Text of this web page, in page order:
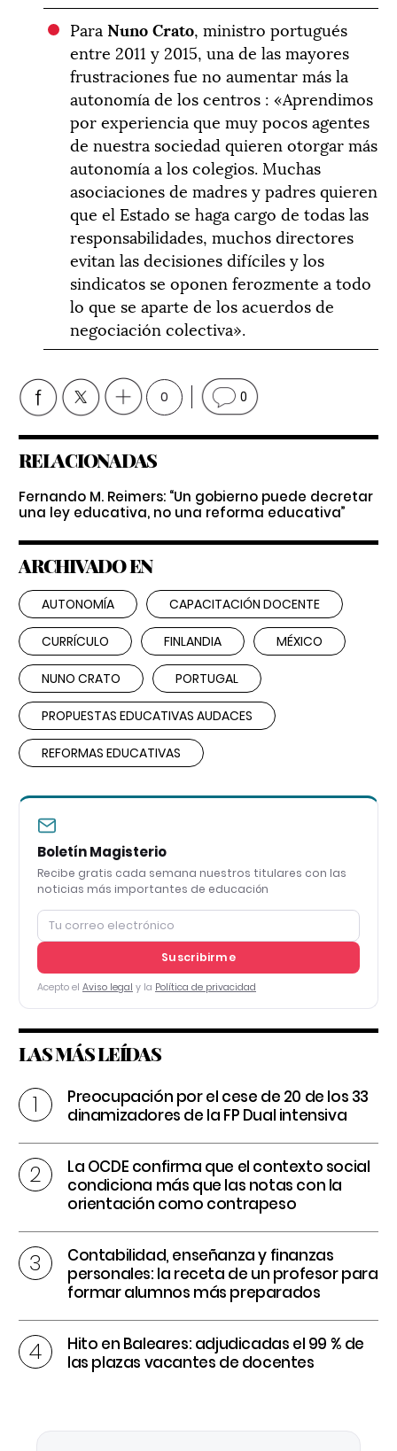
ParaNuno Crato, ministro portugués
entre 2011 y 2015, una de las mayores
frustraciones fue no aumentar más la
autonomía de los centros : «Aprendimos
por experiencia que muy pocos agentes
de nuestra sociedad quieren otorgar más
autonomía a los colegios. Muchas
asociaciones de madres y padres quieren
que el Estado se haga cargo de todas las
responsabilidades, muchos directores
evitan las decisiones difíciles y los
sindicatos se oponen ferozmente a todo
lo que se aparte de los acuerdos de
negociación colectiva».
0 0
RELACIONADAS
Fernando M. Reimers: “Un gobierno puede decretar
una ley educativa, no una reforma educativa”
ARCHIVADO EN
AUTONOMÍA CAPACITACIÓN DOCENTE
CURRÍCULO FINLANDIA MÉXICO
NUNO CRATO PORTUGAL
PROPUESTAS EDUCATIVAS AUDACES
REFORMAS EDUCATIVAS
Boletín Magisterio
Recibe gratis cada semana nuestros titulares con las
noticias más importantes de educación
Suscribirme
Acepto el Aviso legal y la Política de privacidad
LAS MÁS LEÍDAS
Preocupación por el cese de 20 de los 33
dinamizadores de la FP Dual intensiva
La OCDE confirma que el contexto social
condiciona más que las notas con la
orientación como contrapeso
Contabilidad, enseñanza y finanzas
personales: la receta de un profesor para
formar alumnos más preparados
Hito en Baleares: adjudicadas el 99 % de
las plazas vacantes de docentes